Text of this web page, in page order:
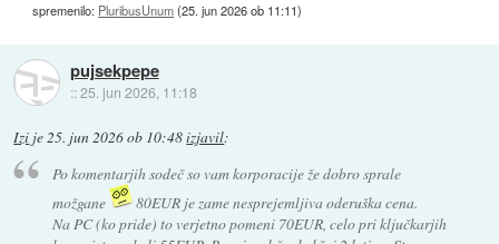
spremenilo: PluribusUnum(25. jun 2026 ob 11:11)
pujsekpepe
::25. jun 2026, 11:18
Izi je25. jun 2026 ob 10:48izjavil:
Po komentarjih sodeč so vam korporacije že dobro sprale
možgane
80EUR je zame nesprejemljiva oderuška cena.
Na PC (ko pride) to verjetno pomeni 70EUR, celo pri ključkarjih